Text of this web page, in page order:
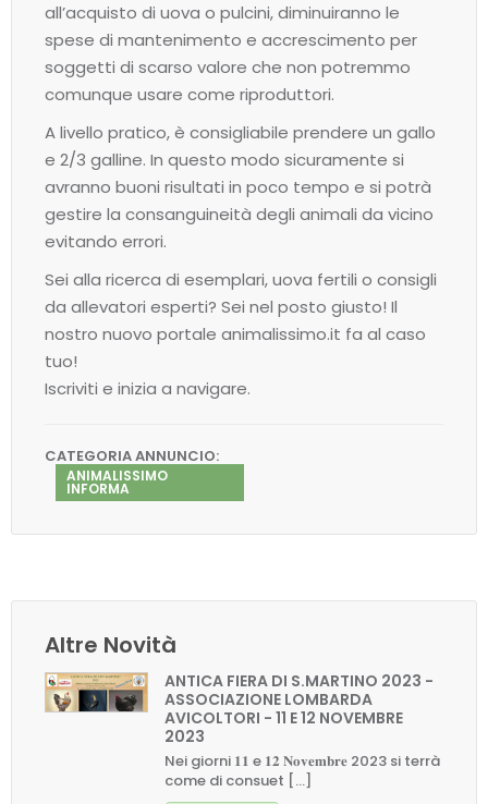
all’acquisto di uova o pulcini, diminuiranno le
spese di mantenimento e accrescimento per
soggetti di scarso valore che non potremmo
comunque usare come riproduttori.
A livello pratico, è consigliabile prendere un gallo
e 2/3 galline. In questo modo sicuramente si
avranno buoni risultati in poco tempo e si potrà
gestire la consanguineità degli animali da vicino
evitando errori.
Sei alla ricerca di esemplari, uova fertili o consigli
da allevatori esperti? Sei nel posto giusto! Il
nostro nuovo portale animalissimo.it fa al caso
tuo!
Iscriviti e inizia a navigare.
CATEGORIA ANNUNCIO:
ANIMALISSIMO
INFORMA
Altre Novità
ANTICA FIERA DI S.MARTINO 2023 -
ASSOCIAZIONE LOMBARDA
AVICOLTORI - 11 E 12 NOVEMBRE
2023
Nei giorni 𝟏𝟏 e 𝟏𝟐 𝐍𝐨𝐯𝐞𝐦𝐛𝐫𝐞 2023 si terrà
come di consuet [...]